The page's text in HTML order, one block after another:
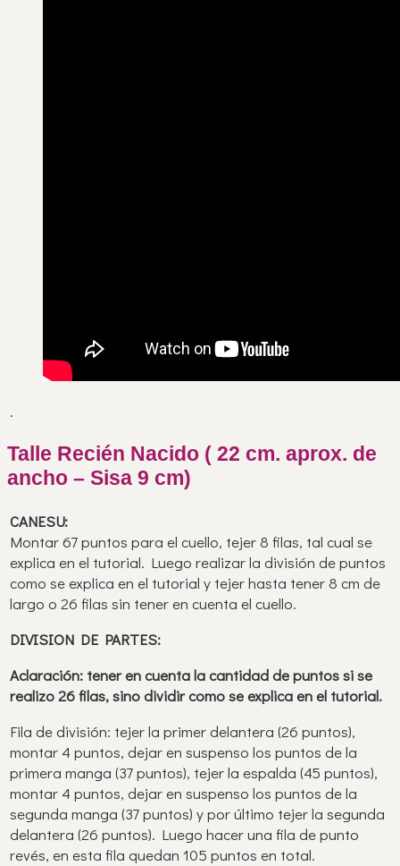
.
Talle Recién Nacido ( 22 cm. aprox. de
ancho – Sisa 9 cm)
CANESU:
Montar 67 puntos para el cuello, tejer 8 filas, tal cual se
explica en el tutorial. Luego realizar la división de puntos
como se explica en el tutorial y tejer hasta tener 8 cm de
largo o 26 filas sin tener en cuenta el cuello.
DIVISION DE PARTES:
Aclaración: tener en cuenta la cantidad de puntos si se
realizo 26 filas, sino dividir como se explica en el tutorial.
Fila de división: tejer la primer delantera (26 puntos),
montar 4 puntos, dejar en suspenso los puntos de la
primera manga (37 puntos), tejer la espalda (45 puntos),
montar 4 puntos, dejar en suspenso los puntos de la
segunda manga (37 puntos) y por último tejer la segunda
delantera (26 puntos). Luego hacer una fila de punto
revés, en esta fila quedan 105 puntos en total.